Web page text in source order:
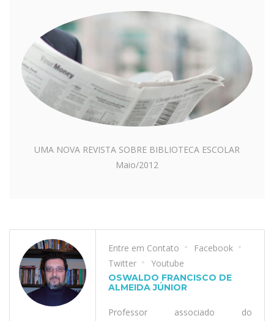
UMA NOVA REVISTA SOBRE BIBLIOTECA ESCOLAR
Maio/2012
Entre em Contato
Facebook
Twitter
Youtube
OSWALDO FRANCISCO DE
ALMEIDA JÚNIOR
Professor associado do